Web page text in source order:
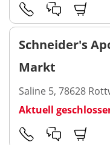
Schneider's
Markt
Saline 5, 78628
Aktuell